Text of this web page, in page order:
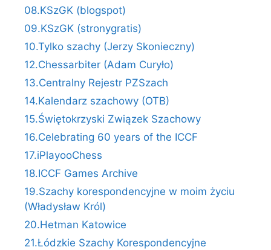
08.KSzGK (blogspot)
09.KSzGK (stronygratis)
10.Tylko szachy (Jerzy Skonieczny)
12.Chessarbiter (Adam Curyło)
13.Centralny Rejestr PZSzach
14.Kalendarz szachowy (OTB)
15.Świętokrzyski Związek Szachowy
16.Celebrating 60 years of the ICCF
17.iPlayooChess
18.ICCF Games Archive
19.Szachy korespondencyjne w moim życiu
(Władysław Król)
20.Hetman Katowice
21.Łódzkie Szachy Korespondencyjne